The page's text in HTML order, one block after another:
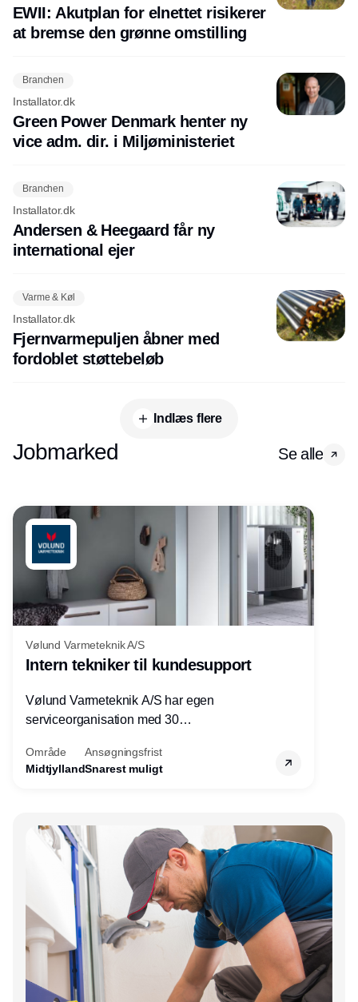
EWII: Akutplan for elnettet risikerer
at bremse den grønne omstilling
Branchen
Installator.dk
Green Power Denmark henter ny
vice adm. dir. i Miljøministeriet
Branchen
Installator.dk
Andersen & Heegaard får ny
international ejer
Varme & Køl
Installator.dk
Fjernvarmepuljen åbner med
fordoblet støttebeløb
Indlæs flere
Jobmarked Se alle
Vølund Varmeteknik A/S
Intern tekniker til kundesupport
Vølund Varmeteknik A/S har egen
serviceorganisation med 30
søger nu endnu en teknisk kollega - denne
gang til kundesupport på kontoret i Herning.
Område
Midtjylland
Ansøgningsfrist
Snarest muligt
Annonce